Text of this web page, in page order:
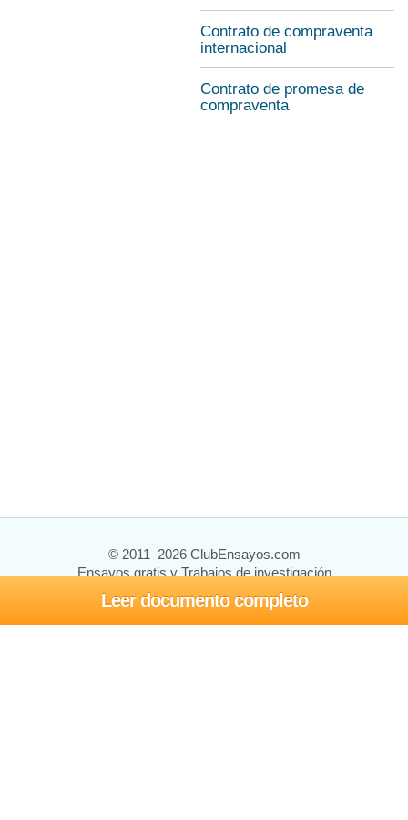
Leer documento completo
Contrato de compraventa
internacional
Contrato de promesa de
compraventa
© 2011–2026 ClubEnsayos.com
Ensayos gratis y Trabajos de investigación